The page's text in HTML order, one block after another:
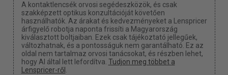
A kontaktlencsék orvosi segédeszközök, és csak
szakképzett optikus konzultációját követően
használhatók. Az árakat és kedvezményeket a Lenspricer
árfigyelő robotja naponta frissíti a Magyarország
kiválasztott boltjaiban. Ezek csak tájékoztató jellegűek,
változhatnak, és a pontosságuk nem garantálható. Ez az
oldal nem tartalmaz orvosi tanácsokat, és részben lehet,
hogy AI által lett lefordítva. Tudjon meg többet a
Lenspricer-ről .